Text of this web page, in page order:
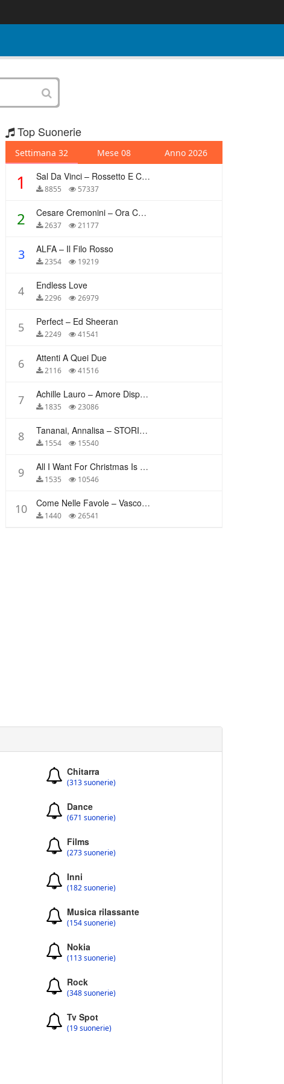
Top Suonerie
Settimana 32 Mese 08 Anno 2026
1 Sal Da Vinci – Rossetto E Caffè
8855 57337
2 Cesare Cremonini – Ora Che Non Ho Più Te
2637 21177
3 ALFA – Il Filo Rosso
2354 19219
4 Endless Love
2296 26979
5 Perfect – Ed Sheeran
2249 41541
6 Attenti A Quei Due
2116 41516
7 Achille Lauro – Amore Disperato
1835 23086
8 Tananai, Annalisa – STORIE BREVI
1554 15540
9 All I Want For Christmas Is You – Mariah Carey
1535 10546
10 Come Nelle Favole – Vasco Rossi
1440 26541
Chitarra
(313 suonerie)
Dance
(671 suonerie)
Films
(273 suonerie)
Inni
(182 suonerie)
Musica rilassante
(154 suonerie)
Nokia
(113 suonerie)
Rock
(348 suonerie)
Tv Spot
(19 suonerie)